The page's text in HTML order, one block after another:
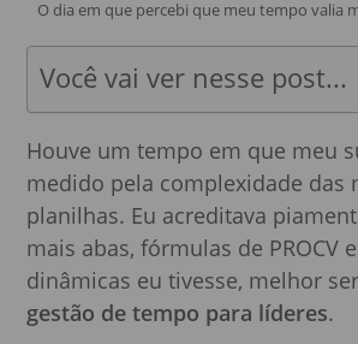
O dia em que percebi que meu tempo valia
Você vai ver nesse post...
Houve um tempo em que meu
medido pela complexidade das
planilhas. Eu acreditava
mais abas, fórmulas de PROCV
dinâmicas eu tivesse, melhor
gestão de tempo para líderes.